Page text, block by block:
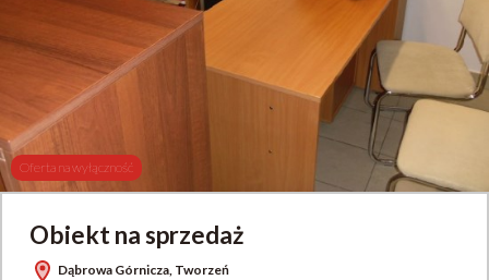
Oferta na wyłączność
Obiekt na sprzedaż
Dąbrowa Górnicza, Tworzeń